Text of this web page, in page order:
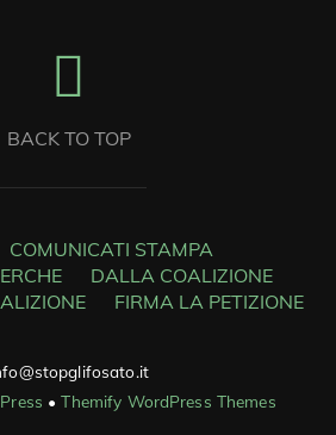
BACK TO TOP
COMUNICATI STAMPA
DALLA COALIZIONE
FIRMA LA PETIZIONE
•Themify WordPress Themes